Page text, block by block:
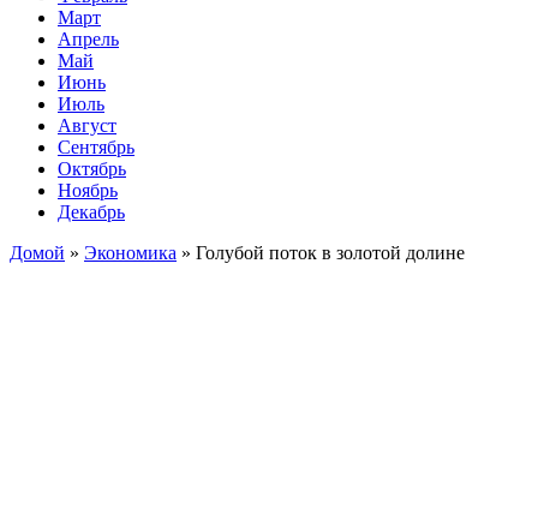
Март
Апрель
Май
Июнь
Июль
Август
Сентябрь
Октябрь
Ноябрь
Декабрь
Домой » Экономика » Голубой поток в золотой долине